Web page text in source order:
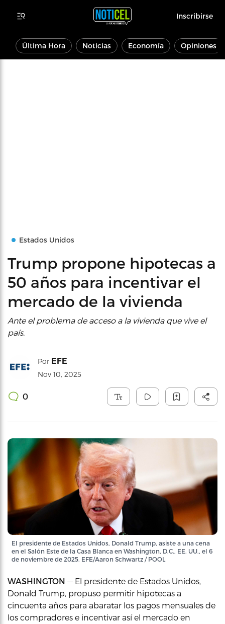
Inscribirse
Última Hora Noticias Economía Opiniones
Estados Unidos
Trump propone hipotecas a
50 años para incentivar el
mercado de la vivienda
Ante el problema de acceso a la vivienda que vive el
país.
Por EFE
Nov 10, 2025
0
El presidente de Estados Unidos, Donald Trump, asiste a una cena
en el Salón Este de la Casa Blanca en Washington, D.C., EE. UU., el 6
de noviembre de 2025. EFE/Aaron Schwartz / POOL
WASHINGTON — El presidente de Estados Unidos,
Donald Trump, propuso permitir hipotecas a
cincuenta años para abaratar los pagos mensuales de
los compradores e incentivar así el mercado en